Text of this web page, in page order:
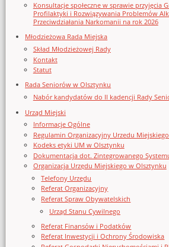
Konsultacje społeczne w sprawie przyjęcia
Profilaktyki i Rozwiązywania Problemów
Przeciwdziałania Narkomanii na rok 2026
Młodzieżowa Rada Miejska
Skład Młodzieżowej Rady
Kontakt
Statut
Rada Seniorów w Olsztynku
Nabór kandydatów do II kadencji Rady
Urząd Miejski
Informacje Ogólne
Regulamin Organizacyjny Urzedu
Kodeks etyki UM w Olsztynku
Dokumentacja dot. Zintegrowanego
Organizacja Urzędu Miejskiego w Olsztynku
Telefony Urzędu
Referat Organizacyjny
Referat Spraw Obywatelskich
Urząd Stanu Cywilnego
Referat Finansów i Podatków
Referat Inwestycji i Ochrony Środowiska